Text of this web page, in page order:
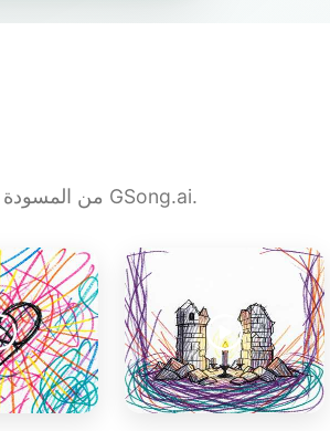
من المسودة الأولى إلى المسار النهائي — هذه هي نوعية الأغاني التي يكتبها المبدعون باستخدام GSong.ai.